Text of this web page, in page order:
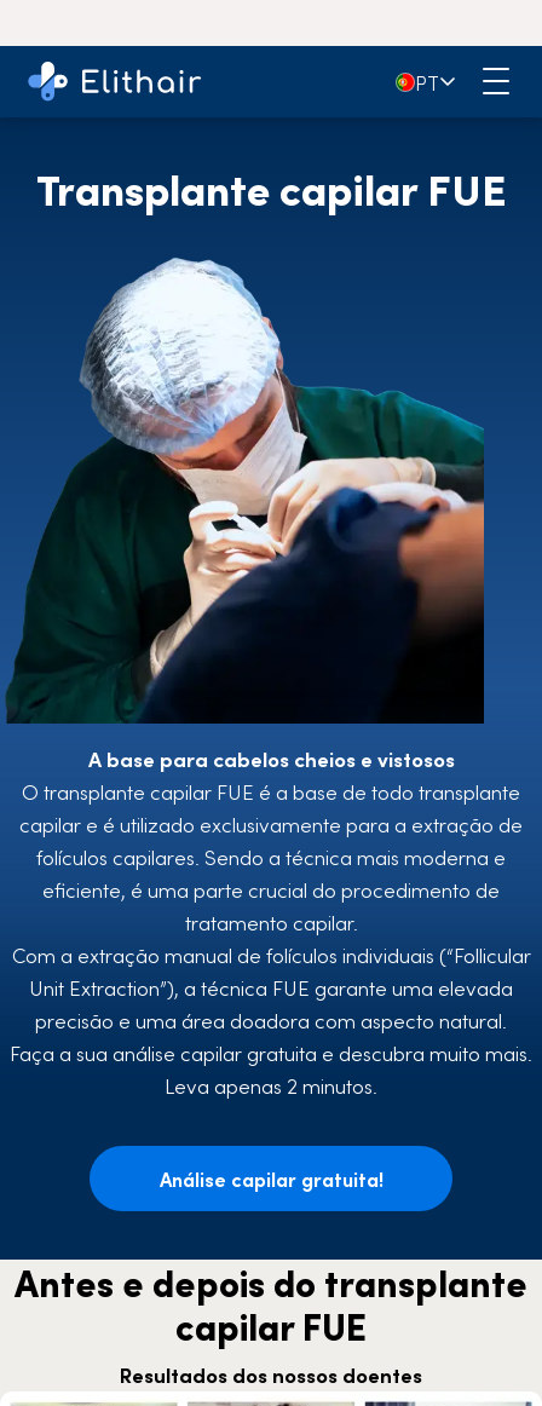
🇵🇹PT
Transplante capilar FUE
A base para cabelos cheios e vistosos
O transplante capilar FUE é a base de todo transplante
capilar e é utilizado exclusivamente para a extração de
folículos capilares. Sendo a técnica mais moderna e
eficiente, é uma parte crucial do procedimento de
tratamento capilar.
Com a extração manual de folículos individuais (“Follicular
Unit Extraction”), a técnica FUE garante uma elevada
precisão e uma área doadora com aspecto natural.
Faça a sua análise capilar gratuita e descubra muito mais.
Leva apenas 2 minutos.
Análise capilar gratuita!
Antes e depois do transplante
capilar FUE
Resultados dos nossos doentes